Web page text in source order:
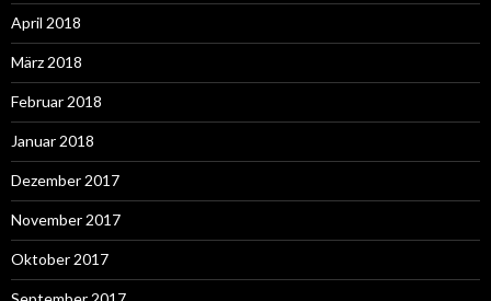
April 2018
März 2018
Februar 2018
Januar 2018
Dezember 2017
November 2017
Oktober 2017